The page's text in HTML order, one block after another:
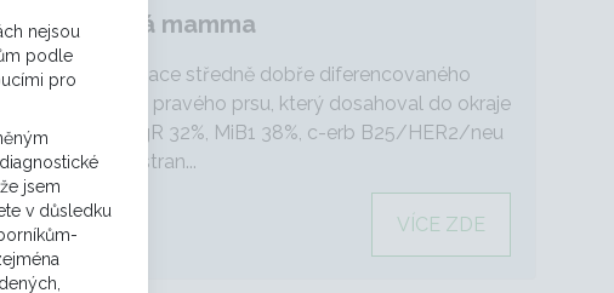
mužská mamma
C500 Extirpace středně dobře diferencovaného
karcinomu pravého prsu, který dosahoval do okraje
M0, ER 87%, PgR 32%, MiB1 38%, c-erb B25/HER2/neu
8/2004 Pravostran...
VÍCE ZDE
nejsou
podle
pro
jsem
v důsledku